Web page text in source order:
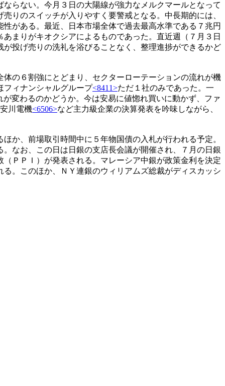
らない。今月３日の大陽線が強力なメルクマールとなって
りのスイッチが入りやすく要警戒となる。中長期的には、
がある。最近、日本市場全体で過去最高水準である７兆円
まりがキオクシアによるものであった。直近週（７月３日
投げ売りの洗礼を浴びることなく、整理進捗ができるかど
の６割強にとどまり、セクターローテーションの流れが機
フィナンシャルグループ<8411>ただ１社のみであった。一
変わるのかどうか。今は安易に値惚れ買いに動かず、ファ
川電機<6506>など主力級企業の決算発表を吟味しながら、
か、前場取引時間中に５年物国債の入札が行われる予定。
なお、この日は日銀の支店長会議が開催され、７月の日銀
ＰＰＩ）が発表される。マレーシア中銀が政策金利を決定
。このほか、ＮＹ連銀のウィリアムズ総裁がディスカッシ